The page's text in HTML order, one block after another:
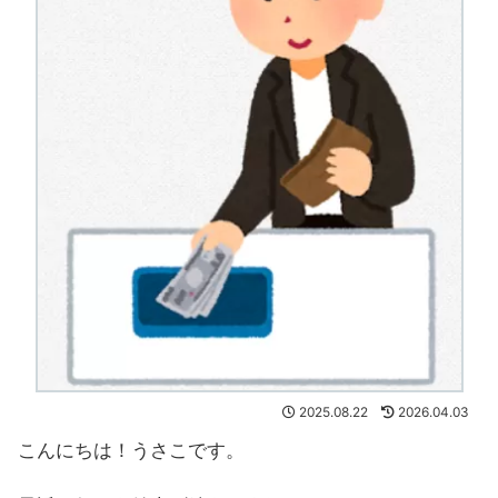
2025.08.22 2026.04.03
こんにちは！うさこです。